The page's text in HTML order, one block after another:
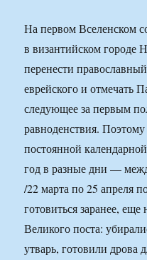
На первом Вселенском
в византийском городе
перенести
еврейского и отмечать
следующее за первым
равноденствия.
постоянной
год в разные дни —
/22 марта по 25 апреля
готовиться заранее,
Великого поста:
утварь, готовили дрова